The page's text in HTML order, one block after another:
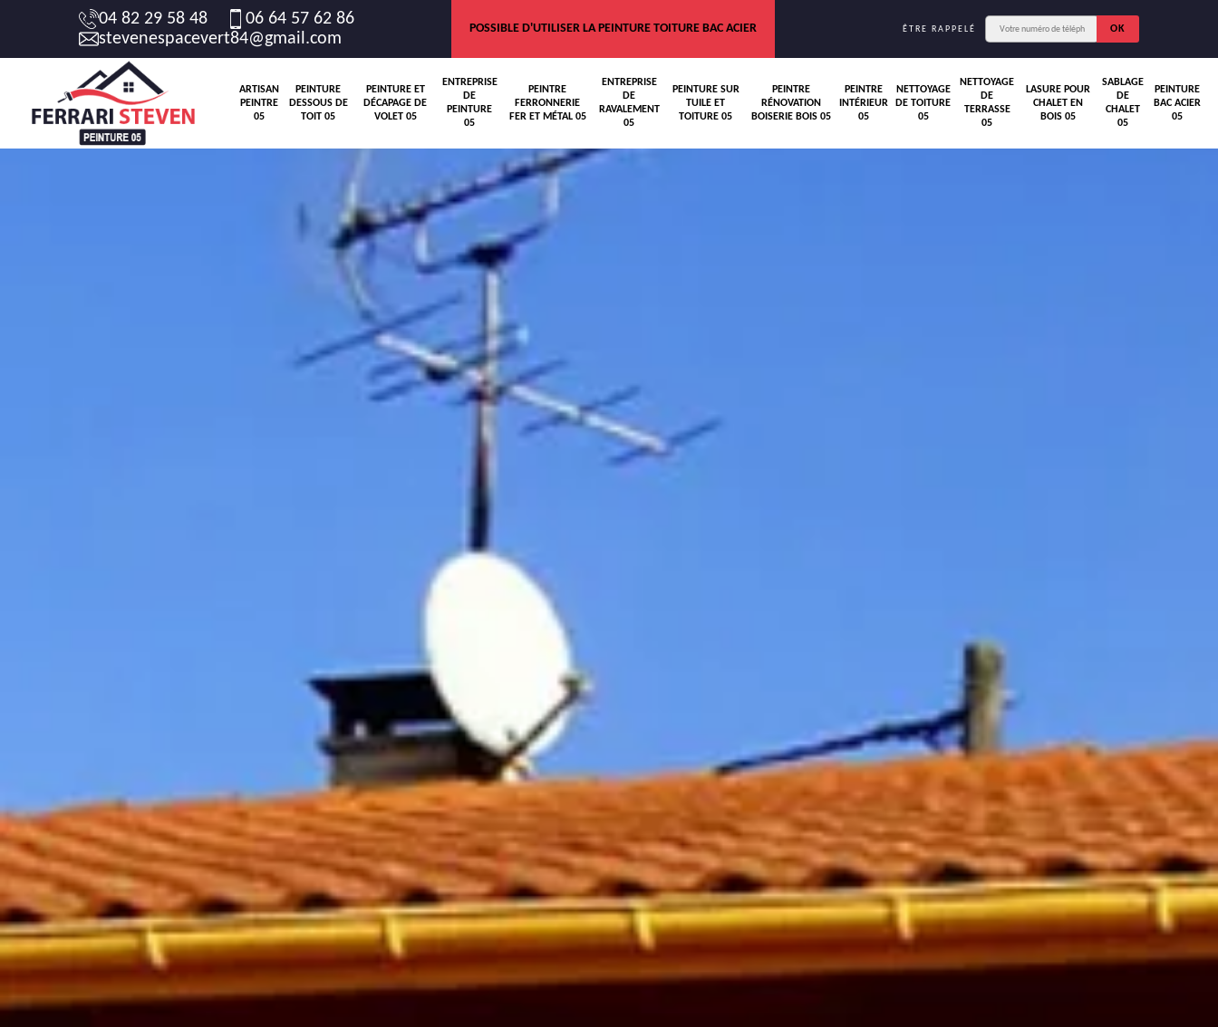
04 82 29 58 48
06 64 57 62 86
stevenespacevert84@gmail.com
POSSIBLE D'UTILISER LA PEINTURE TOITURE BAC ACIER ÊTRE RAPPELÉ
ARTISAN
PEINTRE
05
PEINTURE
DESSOUS DE
TOIT 05
PEINTURE ET
DÉCAPAGE DE
VOLET 05
ENTREPRISE
DE
PEINTURE
05
PEINTRE
FERRONNERIE
FER ET MÉTAL 05
ENTREPRISE
DE
RAVALEMENT
05
PEINTURE SUR
TUILE ET
TOITURE 05
PEINTRE
RÉNOVATION
BOISERIE BOIS 05
PEINTRE
INTÉRIEUR
05
NETTOYAGE
DE TOITURE
05
NETTOYAGE
DE
TERRASSE
05
LASURE POUR
CHALET EN
BOIS 05
SABLAGE
DE
CHALET
05
PEINTURE
BAC ACIER
05